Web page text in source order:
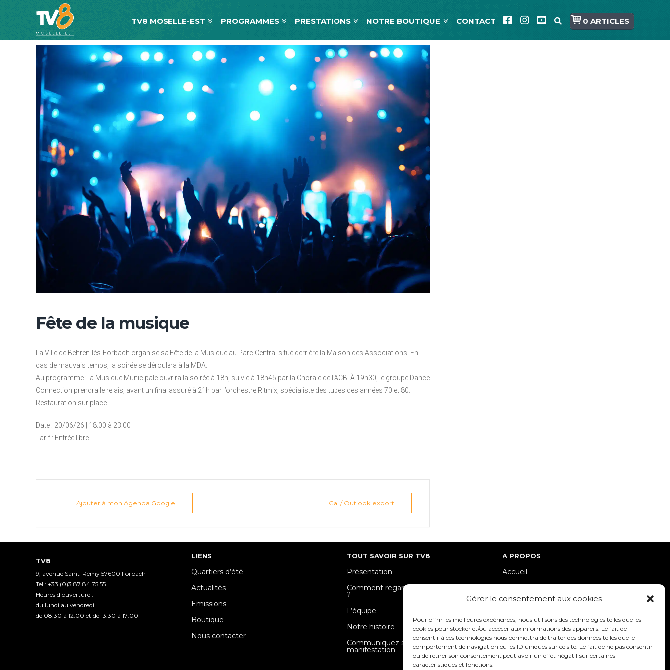
Gérer le consentement aux cookies
Pour offrir les meilleures expériences, nous utilisons des technologies telles que les
cookies pour stocker et/ou accéder aux informations des appareils. Le fait de
consentir à ces technologies nous permettra de traiter des données telles que le
comportement de navigation ou les ID uniques sur ce site. Le fait de ne pas consentir
ou de retirer son consentement peut avoir un effet négatif sur certaines
caractéristiques et fonctions.
TV8 MOSELLE-EST PROGRAMMES PRESTATIONS NOTRE BOUTIQUE CONTACT 0 ARTICLES
Fête de la musique
La Ville de Behren-lès-Forbach organise sa Fête de la Musique au Parc Central situé derrière la Maison des Associations. En
cas de mauvais temps, la soirée se déroulera à la MDA.
Au programme : la Musique Municipale ouvrira la soirée à 18h, suivie à 18h45 par la Chorale de l’ACB. À 19h30, le groupe Dance
Connection prendra le relais, avant un final assuré à 21h par l’orchestre Ritmix, spécialiste des tubes des années 70 et 80.
Restauration sur place.
Date : 20/06/26 | 18:00 à 23:00
Tarif : Entrée libre
+ Ajouter à mon Agenda Google + iCal / Outlook export
TV8
9, avenue Saint-Rémy 57600 Forbach
Tel : +33 (0)3 87 84 75 55
Heures d'ouverture :
du lundi au vendredi
de 08:30 à 12:00 et de 13:30 à 17:00
LIENS
Quartiers d’été
Actualités
Emissions
Boutique
Nous contacter
TOUT SAVOIR SUR TV8
Présentation
Comment regarder TV8 Moselle-Est
?
L’équipe
Notre histoire
Communiquez sur votre
manifestation
A PROPOS
Accueil
Mentions Légales / Crédits
Politique de cookies (UE)
Politique de confidentialité – RGPD